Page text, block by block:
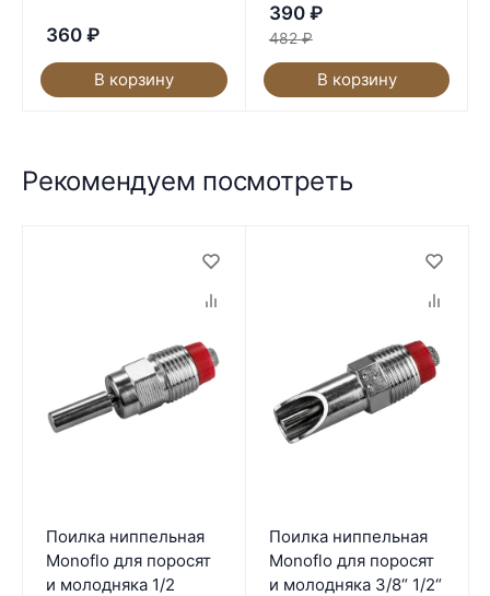
360 ₽
В корзину
390 ₽
482 ₽
В корзину
Рекомендуем посмотреть
Поилка ниппельная
Monoflo для поросят
и молодняка 1/2
Поилка ниппельная
Monoflo для поросят
и молодняка 3/8“ 1/2“